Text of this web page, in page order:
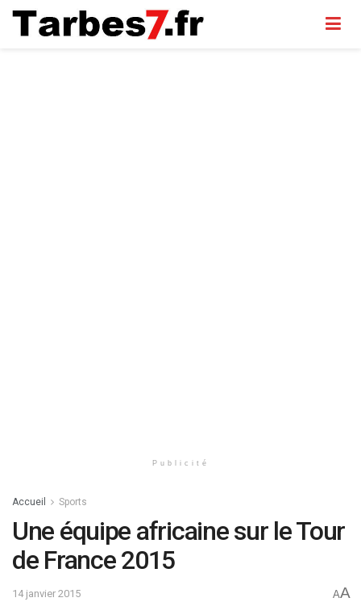
Publicité
Accueil Sports
Une équipe africaine sur le Tour
de France 2015
14 janvier 2015 AA